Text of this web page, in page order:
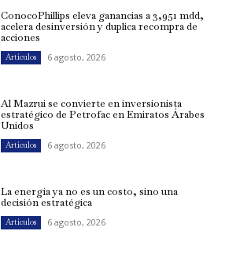
ConocoPhillips eleva ganancias a 3,951 mdd,
acelera desinversión y duplica recompra de
acciones
Artículos 6 agosto, 2026
Al Mazrui se convierte en inversionista
estratégico de Petrofac en Emiratos Árabes
Unidos
Artículos 6 agosto, 2026
La energía ya no es un costo, sino una
decisión estratégica
Artículos 6 agosto, 2026